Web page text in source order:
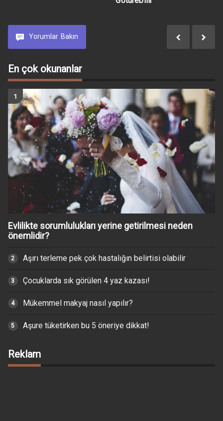
Yorumlar Bakın
En çok okunanlar
Evlilikte sorumlulukları yerine getirilmesi neden
önemlidir?
Aşırı terleme pek çok hastalığın belirtisi olabilir
Çocuklarda sık görülen 4 yaz kazası!
Mükemmel makyaj nasıl yapılır?
Aşure tüketirken bu 5 öneriye dikkat!
Reklam